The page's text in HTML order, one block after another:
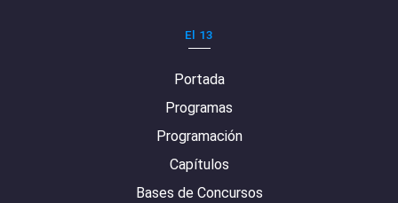
El 13
Portada
Programas
Programación
Capítulos
Bases de Concursos